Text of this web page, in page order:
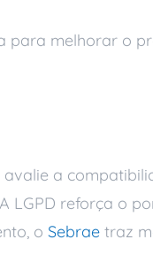
melhorar o
a
reforça o
o Sebrae traz